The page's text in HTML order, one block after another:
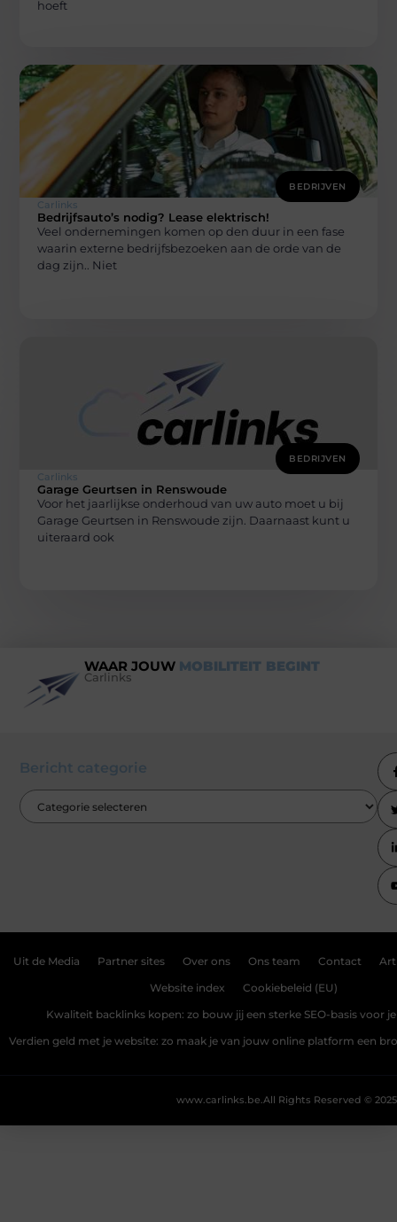
hoeft
BEDRIJVEN
Carlinks
Bedrijfsauto’s nodig? Lease elektrisch!
Veel ondernemingen komen op den duur in een fase
waarin externe bedrijfsbezoeken aan de orde van de
dag zijn.. Niet
BEDRIJVEN
Carlinks
Garage Geurtsen in Renswoude
Voor het jaarlijkse onderhoud van uw auto moet u bij
Garage Geurtsen in Renswoude zijn. Daarnaast kunt u
uiteraard ook
WAAR JOUW MOBILITEIT BEGINT
Carlinks
Bericht categorie
Uit de Media Partner sites Over ons Ons team Contact
Website index Cookiebeleid (EU)
Kwaliteit backlinks kopen: zo bouw jij een sterke SEO-basis voor
Verdien geld met je website: zo maak je van jouw online platform een
All Rights Reserved © 2025
www.carlinks.be.